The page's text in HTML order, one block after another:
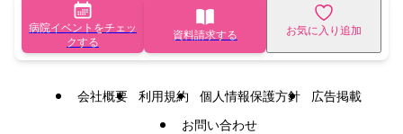
病院イベントをチェッ
クする
資料請求する お気に入り追加
会社概要 利用規約 個人情報保護方針
広告掲載
お問い合わせ